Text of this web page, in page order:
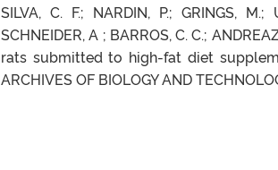
SILVA, C. F.; NARDIN, P.; GRINGS,
SCHNEIDER, A ; BARROS, C. C.;
rats submitted to high-fat diet
ARCHIVES OF BIOLOGY AND